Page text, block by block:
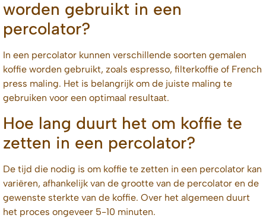
worden gebruikt in een
percolator?
In een percolator kunnen verschillende soorten gemalen
koffie worden gebruikt, zoals espresso, filterkoffie of French
press maling. Het is belangrijk om de juiste maling te
gebruiken voor een optimaal resultaat.
Hoe lang duurt het om koffie te
zetten in een percolator?
De tijd die nodig is om koffie te zetten in een percolator kan
variëren, afhankelijk van de grootte van de percolator en de
gewenste sterkte van de koffie. Over het algemeen duurt
het proces ongeveer 5-10 minuten.